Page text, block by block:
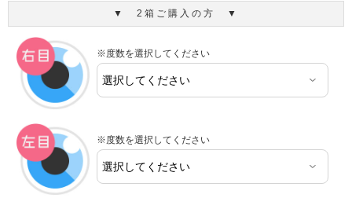
▼ 2箱ご購入の方 ▼
※度数を選択してください
※度数を選択してください